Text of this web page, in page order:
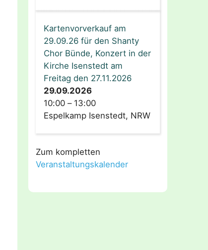
Kartenvorverkauf am
29.09.26 für den Shanty
Chor Bünde, Konzert in der
Kirche Isenstedt am
Freitag den 27.11.2026
29.09.2026
10:00 – 13:00
Espelkamp Isenstedt, NRW
Zum kompletten
Veranstaltungskalender